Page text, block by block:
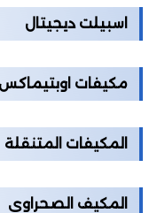
اسبيلت ديجيتال
مكيفات
المكيفات المتنقلة
المكيف الصحراوي